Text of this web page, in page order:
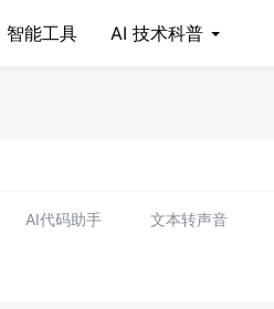
智能工具 AI 技术科普
AI代码助手 文本转声音